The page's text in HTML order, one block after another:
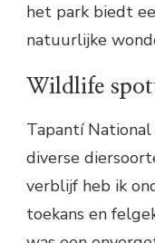
het park biedt
natuurlijke
Wildlife
Tapantí
diverse
verblijf heb ik
toekans en